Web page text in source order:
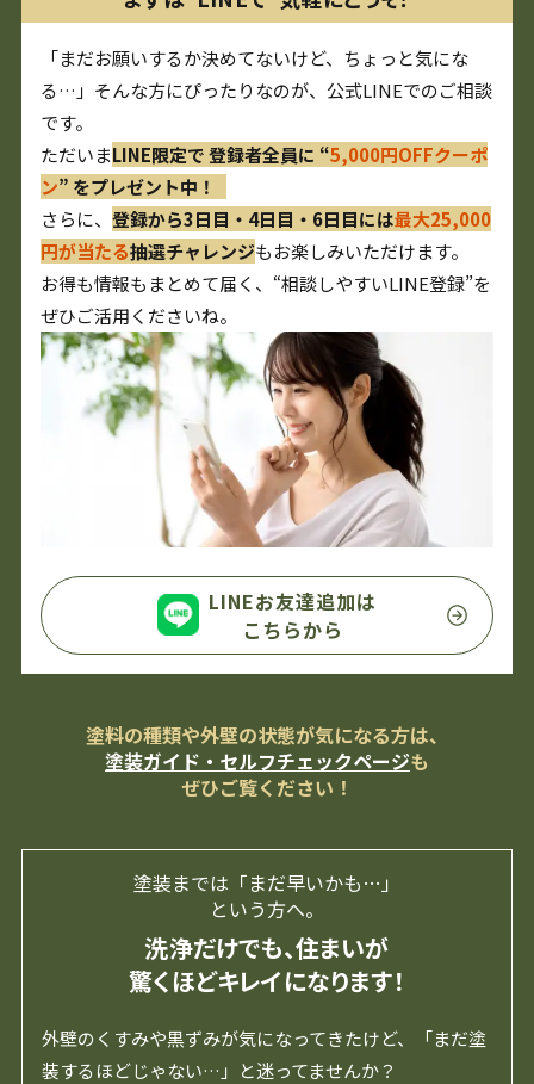
「まだお願いするか決めてないけど、ちょっと気にな
る…」そんな方にぴったりなのが、公式LINEでのご相談
です。
ただいまLINE限定で 登録者全員に “5,000円OFFクーポ
ン” をプレゼント中！
さらに、登録から3日目・4日目・6日目には最大25,000
円が当たる抽選チャレンジもお楽しみいただけます。
お得も情報もまとめて届く、“相談しやすいLINE登録”を
ぜひご活用くださいね。
LINEお友達追加は
こちらから
塗料の種類や外壁の状態が気になる方は、
塗装ガイド・セルフチェックページも
ぜひご覧ください！
塗装までは「まだ早いかも…」
という方へ。
洗浄だけでも、住まいが
驚くほどキレイになります！
外壁のくすみや黒ずみが気になってきたけど、「まだ塗
装するほどじゃない…」と迷ってませんか？